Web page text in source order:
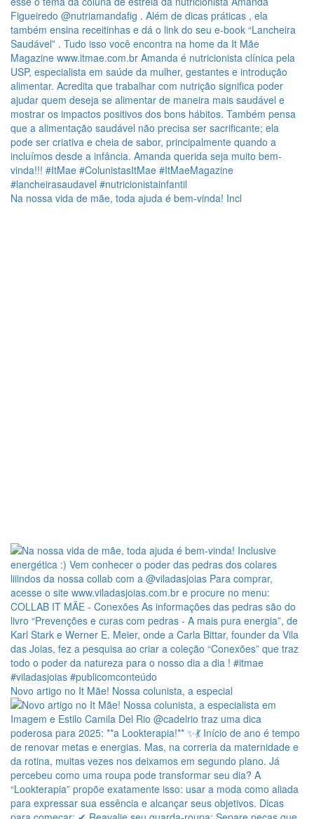
Na nossa vida de mãe, toda ajuda é bem-vinda! Incl
Novo artigo no It Mãe! Nossa colunista, a especial